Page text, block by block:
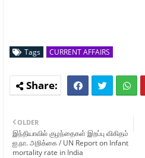
Tags CURRENT AFFAIRS
OLDER
இந்தியாவில் குழந்தைகள் இறப்பு விகிதம்
ஐ.நா. அறிக்கை / UN Report on Infant
mortality rate in India